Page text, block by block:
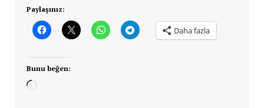
Paylaşınız:
Daha fazla
Bunu beğen:
Yükleniyor...